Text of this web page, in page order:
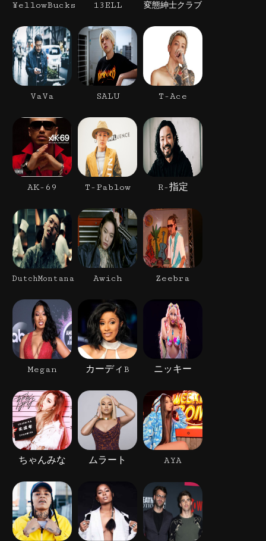
¥ellowBucks 13ELL 変態紳士クラブ
VaVa SALU T-Ace
AK-69 T-Pablow R-指定
DutchMontana Awich Zeebra
Megan カーディB ニッキー
ちゃんみな ムラート AYA